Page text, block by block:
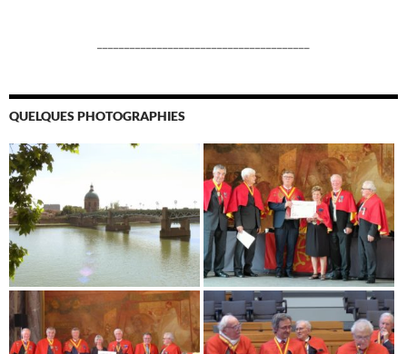
QUELQUES PHOTOGRAPHIES